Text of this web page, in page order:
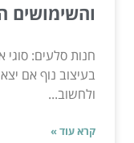
והשימושים
חנות סלעים: סוגי
בעיצוב נוף אם
ולחשוב...
קרא עוד »